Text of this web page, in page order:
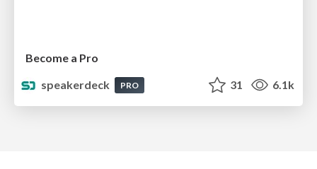
Become a Pro
speakerdeck
PRO 31 6.1k